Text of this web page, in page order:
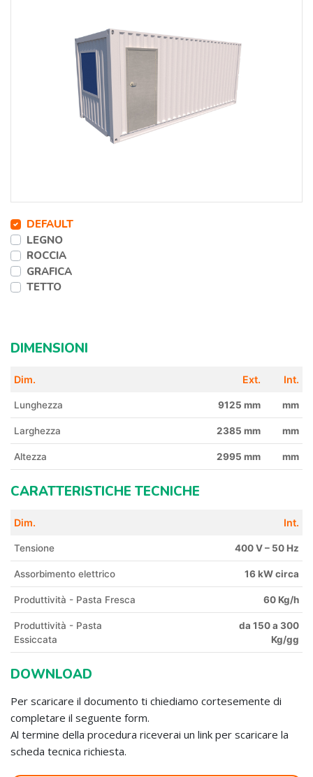
DEFAULT
LEGNO
ROCCIA
GRAFICA
TETTO
DIMENSIONI
Dim. Ext. Int.
Lunghezza 9125 mm mm
Larghezza 2385 mm mm
Altezza 2995 mm mm
CARATTERISTICHE TECNICHE
Dim. Int.
Tensione 400 V – 50 Hz
Assorbimento elettrico 16 kW circa
Produttività - Pasta Fresca 60 Kg/h
Produttività - Pasta
Essiccata
da 150 a 300
Kg/gg
DOWNLOAD
Per scaricare il documento ti chiediamo cortesemente di
completare il seguente form.
Al termine della procedura riceverai un link per scaricare la
scheda tecnica richiesta.